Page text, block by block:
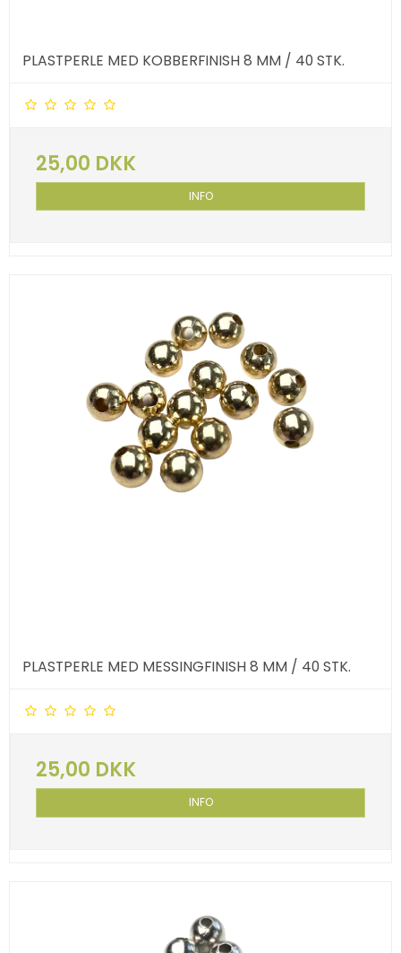
PLASTPERLE MED KOBBERFINISH 8 MM / 40 STK.
25,00 DKK
INFO
PLASTPERLE MED MESSINGFINISH 8 MM / 40 STK.
25,00 DKK
INFO